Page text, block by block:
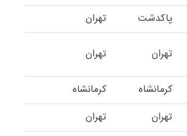
پاکدشت تهران
تهران تهران
کرمانشاه
کرمانشاه
تهران
تهران